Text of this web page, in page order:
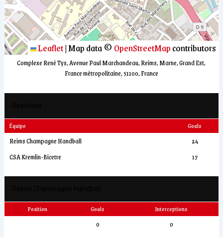
Leaflet|Map data © OpenStreetMapcontributors
Complexe René Tys, Avenue Paul Marchandeau, Reims, Marne, Grand Est,
France métropolitaine, 51100, France
Équipe Goals
Reims Champagne Handball
24
CSA Kremlin-Bicetre
17
Position Goals Interceptions
0 0